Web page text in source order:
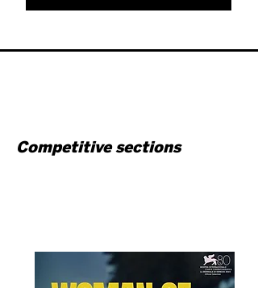
Competitive sections